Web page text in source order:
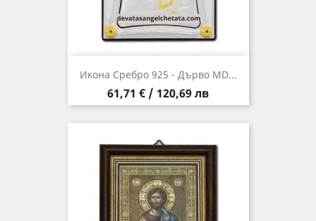
Икона Сребро 925 - Дърво MD...
Цена
61,71 € / 120,69 лв